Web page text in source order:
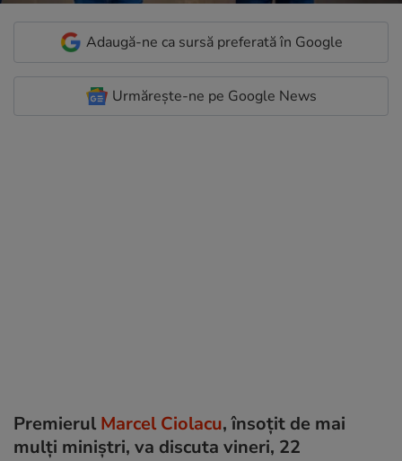
Adaugă-ne ca sursă preferată în Google
Urmărește-ne pe Google News
Premierul Marcel Ciolacu, însoțit de mai
mulți miniștri, va discuta vineri, 22